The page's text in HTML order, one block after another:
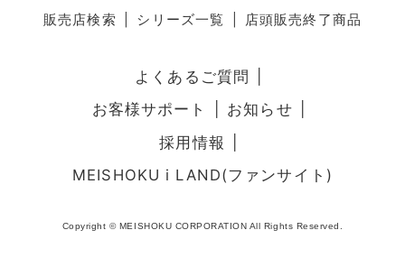
販売店検索 シリーズ一覧 店頭販売終了商品
よくあるご質問
お客様サポート
お知らせ
採用情報
MEISHOKU i LAND(ファンサイト)
Copyright © MEISHOKU CORPORATION All Rights Reserved.